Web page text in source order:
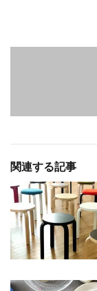
関連する記事